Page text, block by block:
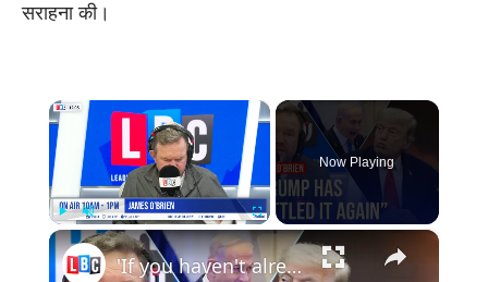
सराहना की।
×
Play Unmute Fullscreen
Now Playing
×
'If you haven't already realised Trump is a deranged, lying idiot, you never will' | James O'Brien